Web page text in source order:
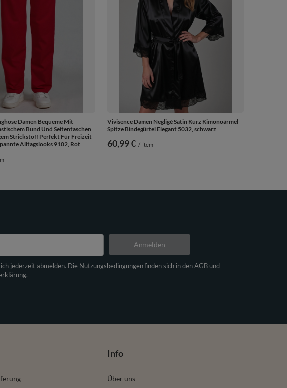
Damen Bequeme Mit
Bund Und Seitentaschen
Strickstoff Perfekt Für Freizeit
Alltagslooks 9102, Rot
Vivisence Damen Negligé Satin Kurz Kimonoärmel
Spitze Bindegürtel Elegant 5032, schwarz
60,99 € / item
jederzeit abmelden. Die Nutzungsbedingungen finden sich in den AGB und
Anmelden
Info
Über uns